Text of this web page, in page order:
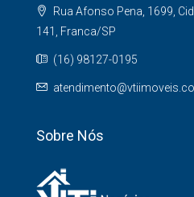
Rua Afonso Pena, 1699,
141, Franca/SP
(16) 98127-0195
Sobre Nós